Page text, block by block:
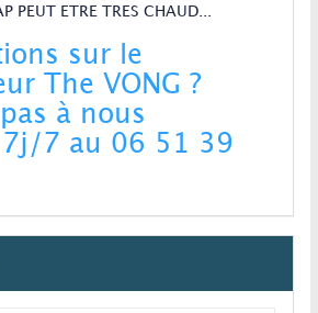
PEUT ETRE TRES CHAUD...
sur le
The VONG ?
à nous
7j/7 au 06 51 39